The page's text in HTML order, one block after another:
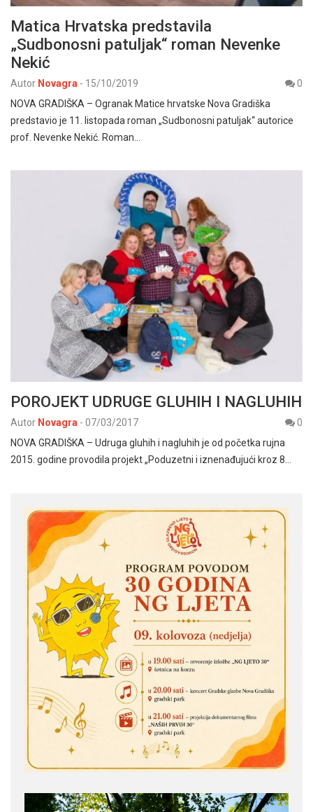
Matica Hrvatska predstavila
„Sudbonosni patuljak“ roman Nevenke
Nekić
Autor Novagra - 15/10/2019
0
NOVA GRADIŠKA – Ogranak Matice hrvatske Nova Gradiška
predstavio je 11. listopada roman „Sudbonosni patuljak“ autorice
prof. Nevenke Nekić. Roman…
POROJEKT UDRUGE GLUHIH I NAGLUHIH
Autor Novagra - 07/03/2017
0
NOVA GRADIŠKA – Udruga gluhih i nagluhih je od početka rujna
2015. godine provodila projekt „Poduzetni i iznenađujući kroz 8…